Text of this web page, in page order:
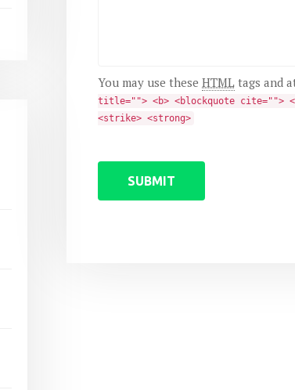
You may use these HTML tags and
title=""> <b> <blockquote cite="">
<strike> <strong>